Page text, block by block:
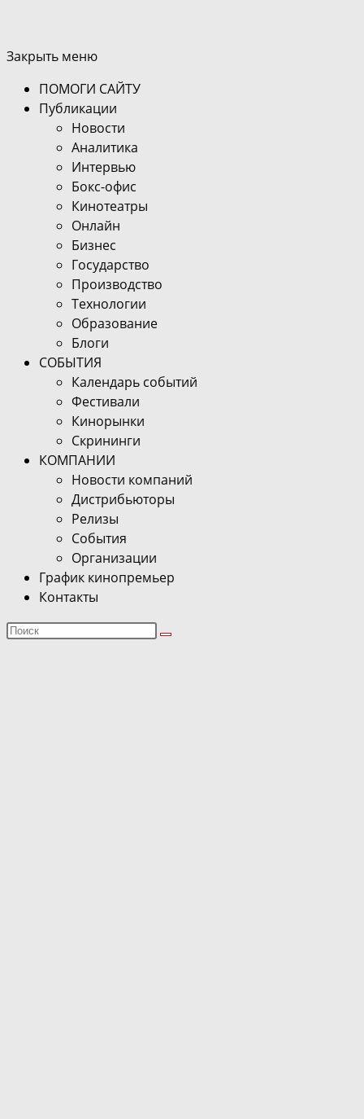
Закрыть меню
ПОМОГИ САЙТУ
Публикации
Новости
Аналитика
Интервью
Бокс-офис
Кинотеатры
Онлайн
Бизнес
Государство
Производство
Технологии
Образование
Блоги
СОБЫТИЯ
Календарь событий
Фестивали
Кинорынки
Скрининги
КОМПАНИИ
Новости компаний
Дистрибьюторы
Релизы
События
Организации
График кинопремьер
Контакты
Поиск